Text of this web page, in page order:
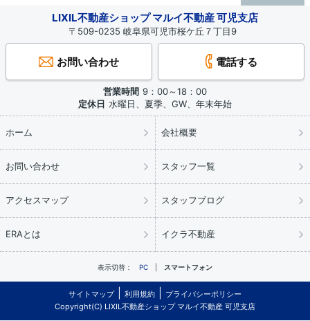
LIXIL不動産ショップ マルイ不動産 可児支店
〒509-0235 岐阜県可児市桜ケ丘７丁目9
お問い合わせ 電話する
営業時間 9：00～18：00
定休日 水曜日、夏季、GW、年末年始
ホーム 会社概要
お問い合わせ スタッフ一覧
アクセスマップ スタッフブログ
ERAとは イクラ不動産
表示切替： PC スマートフォン
サイトマップ 利用規約
プライバシーポリシー
Copyright(C) LIXIL不動産ショップ マルイ不動産 可児支店